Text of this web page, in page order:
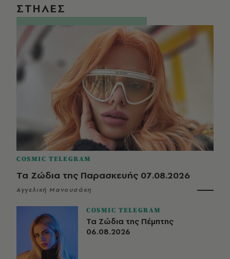
ΣΤΗΛΕΣ
COSMIC TELEGRAM
Τα Ζώδια της Παρασκευής 07.08.2026
Αγγελική Μανουσάκη
COSMIC TELEGRAM
Τα Ζώδια της Πέμπτης
06.08.2026